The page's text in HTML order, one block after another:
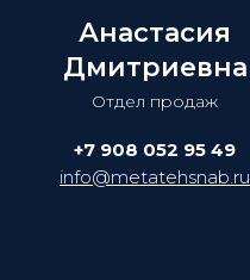
Анастасия
Дмитриевна
Отдел продаж
+7 908 052 95 49
info@metatehsnab.ru